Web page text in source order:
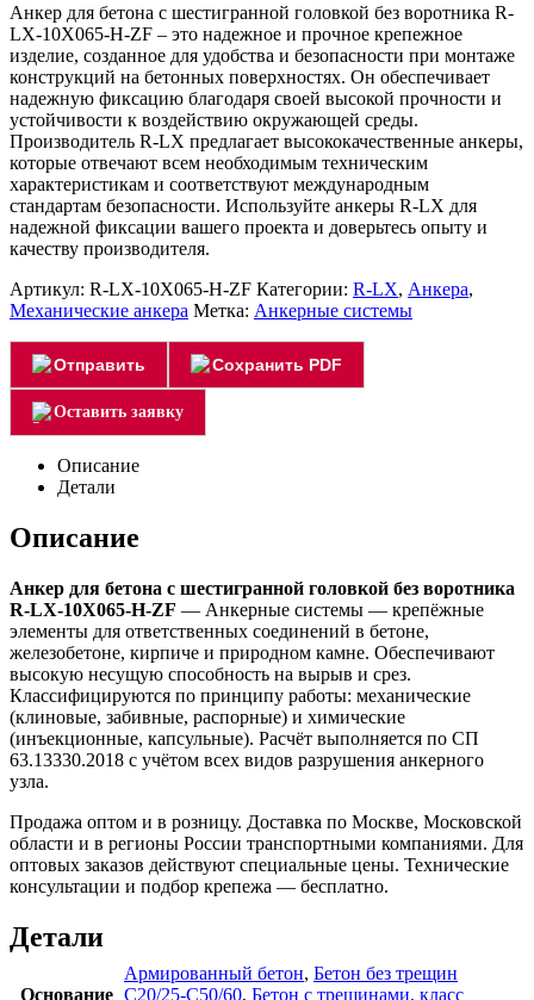
Анкер для бетона с шестигранной головкой без воротника R-
LX-10X065-H-ZF – это надежное и прочное крепежное
изделие, созданное для удобства и безопасности при монтаже
конструкций на бетонных поверхностях. Он обеспечивает
надежную фиксацию благодаря своей высокой прочности и
устойчивости к воздействию окружающей среды.
Производитель R-LX предлагает высококачественные анкеры,
которые отвечают всем необходимым техническим
характеристикам и соответствуют международным
стандартам безопасности. Используйте анкеры R-LX для
надежной фиксации вашего проекта и доверьтесь опыту и
качеству производителя.
Артикул: R-LX-10X065-H-ZF Категории: R-LX, Анкера,
Механические анкера Метка: Анкерные системы
Отправить Сохранить PDF
Оставить заявку
Описание
Детали
Описание
Анкер для бетона с шестигранной головкой без воротника
R-LX-10X065-H-ZF — Анкерные системы — крепёжные
элементы для ответственных соединений в бетоне,
железобетоне, кирпиче и природном камне. Обеспечивают
высокую несущую способность на вырыв и срез.
Классифицируются по принципу работы: механические
(клиновые, забивные, распорные) и химические
(инъекционные, капсульные). Расчёт выполняется по СП
63.13330.2018 с учётом всех видов разрушения анкерного
узла.
Продажа оптом и в розницу. Доставка по Москве, Московской
области и в регионы России транспортными компаниями. Для
оптовых заказов действуют специальные цены. Технические
консультации и подбор крепежа — бесплатно.
Детали
Основание
Армированный бетон, Бетон без трещин
C20/25-C50/60, Бетон с трещинами, класс